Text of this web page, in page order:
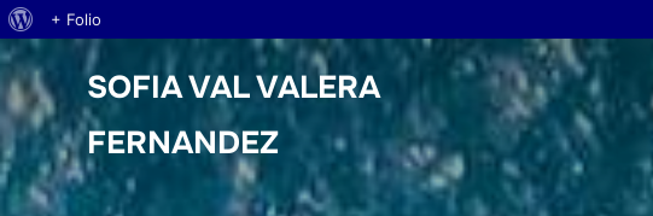
Acerca
WordPress
+ Folio
Saltar
al
contenido
SOFIA VAL VALERA
FERNANDEZ